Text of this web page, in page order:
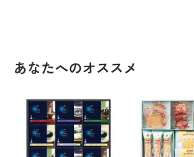
あなたへのオススメ